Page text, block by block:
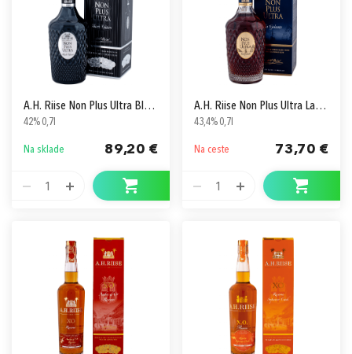
A.H. Riise Non Plus Ultra Black Edition v Kartóne
42% 0,7l
Na sklade 89,20 €
1
A.H. Riise Non Plus Ultra La Galante
43,4% 0,7l
Na ceste 73,70 €
1